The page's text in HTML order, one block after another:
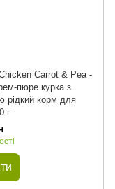
Carrot & Pea -
пюре курка з
рідкий корм для
г